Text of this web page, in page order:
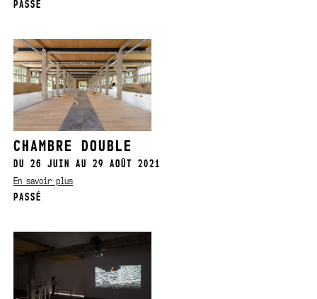
PASSÉ
CHAMBRE DOUBLE
DU 26 JUIN AU 29 AOÛT 2021
En savoir plus
PASSÉ